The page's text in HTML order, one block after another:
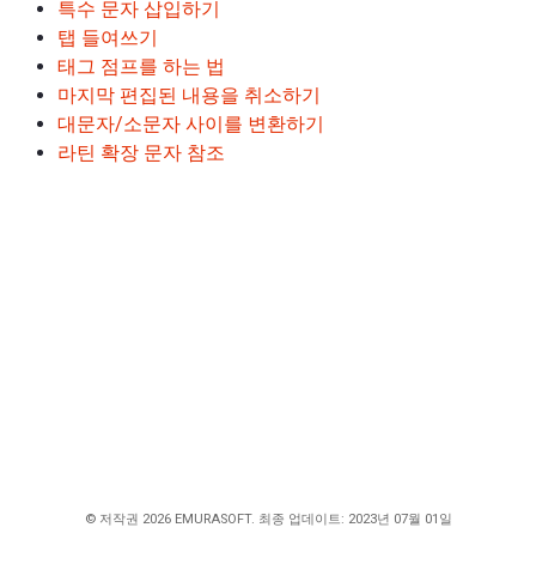
특수 문자 삽입하기
탭 들여쓰기
태그 점프를 하는 법
마지막 편집된 내용을 취소하기
대문자/소문자 사이를 변환하기
라틴 확장 문자 참조
© 저작권 2026 EMURASOFT. 최종 업데이트: 2023년 07월 01일